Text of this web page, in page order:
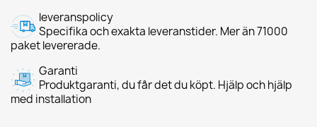
leveranspolicy
Specifika och exakta leveranstider. Mer än 71000
paket levererade.
Garanti
Produktgaranti, du får det du köpt. Hjälp och hjälp
med installation